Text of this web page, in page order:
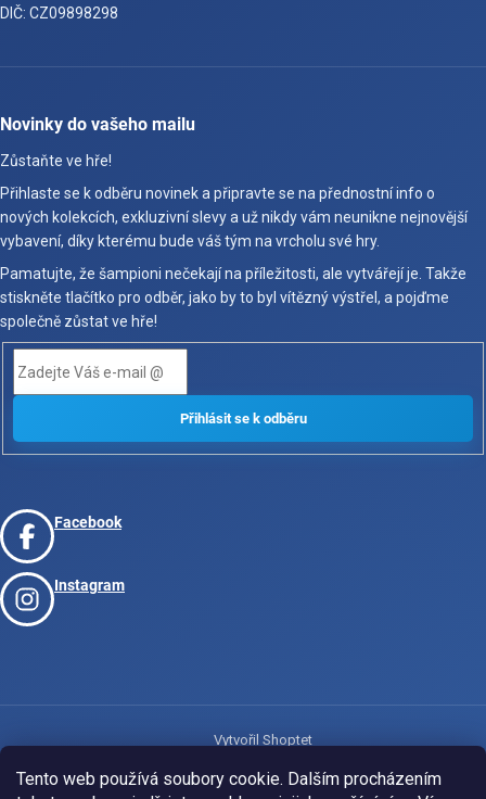
Tento web používá soubory cookie. Dalším procházením
DIČ: CZ09898298
Novinky do vašeho mailu
Zůstaňte ve hře!
Přihlaste se k odběru novinek a připravte se na přednostní info o
nových kolekcích, exkluzivní slevy a už nikdy vám neunikne nejnovější
vybavení, díky kterému bude váš tým na vrcholu své hry.
Pamatujte, že šampioni nečekají na příležitosti, ale vytvářejí je. Takže
stiskněte tlačítko pro odběr, jako by to byl vítězný výstřel, a pojďme
společně zůstat ve hře!
Facebook
Instagram
Vytvořil Shoptet